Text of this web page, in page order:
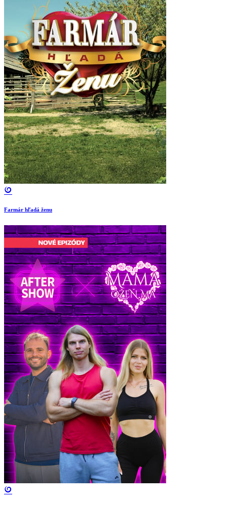
Farmár hľadá ženu